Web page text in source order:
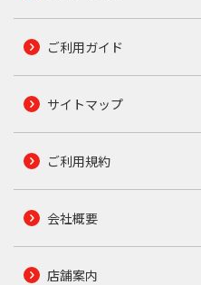
ご利用ガイド
サイトマップ
ご利用規約
会社概要
店舗案内